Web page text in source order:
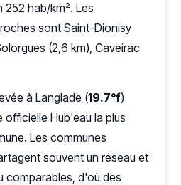
hab/km². Les
sont Saint-Dionisy
(2,6 km), Caveirac
à Langlade (19.7°f)
officielle Hub'eau la plus
Les communes
souvent un réseau et
comparables, d'où des